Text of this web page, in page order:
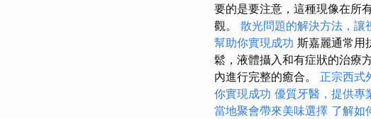
要的是要注意，這種現像在所
觀。 散光問題的解決方法，讓
幫助你實現成功 斯嘉麗通常用
鬆，液體攝入和有症狀的治療
內進行完整的癒合。 正宗西式
你實現成功 優質牙醫，提供專
當地聚會帶來美味選擇 了解如